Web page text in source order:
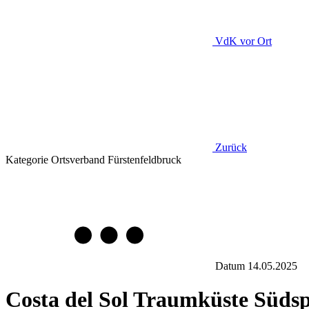
VdK vor Ort
Zurück
Kategorie Ortsverband Fürstenfeldbruck
Datum 14.05.2025
Costa del Sol Traumküste